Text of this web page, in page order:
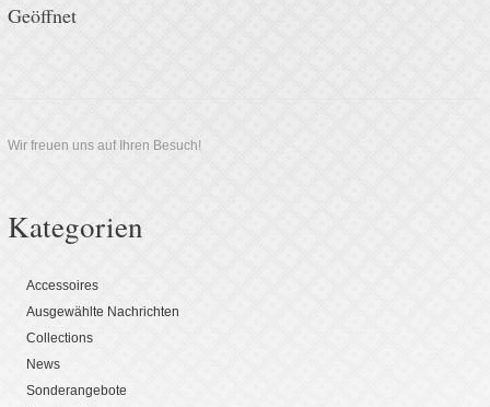
Geöffnet
Wir freuen uns auf Ihren Besuch!
Kategorien
Accessoires
Ausgewählte Nachrichten
Collections
News
Sonderangebote